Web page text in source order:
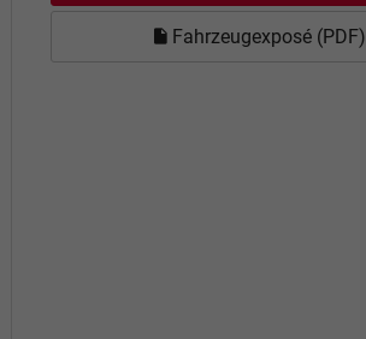
Fahrzeugexposé (PDF)